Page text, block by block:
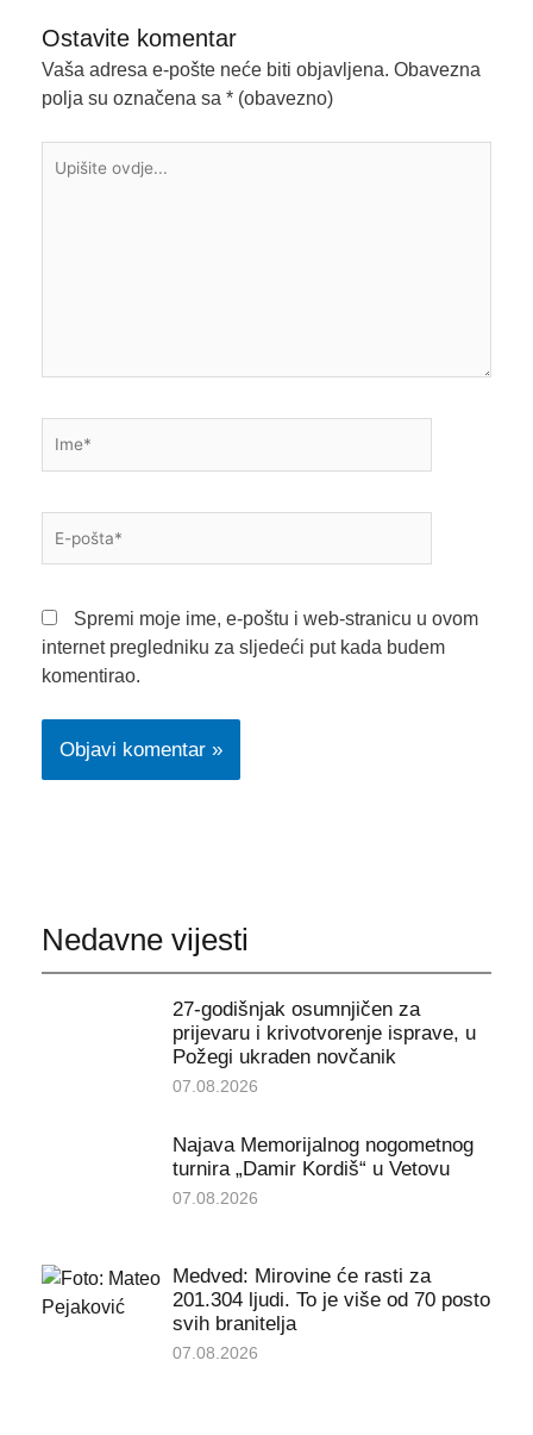
Ostavite komentar
Vaša adresa e-pošte neće biti objavljena. Obavezna
polja su označena sa * (obavezno)
ovdje...
pošta*
Spremi moje ime, e-poštu i web-stranicu u ovom
internet pregledniku za sljedeći put kada budem
komentirao.
Nedavne vijesti
27-godišnjak osumnjičen za
prijevaru i krivotvorenje isprave, u
Požegi ukraden novčanik
07.08.2026
Najava Memorijalnog nogometnog
turnira „Damir Kordiš“ u Vetovu
07.08.2026
Medved: Mirovine će rasti za
201.304 ljudi. To je više od 70 posto
svih branitelja
07.08.2026